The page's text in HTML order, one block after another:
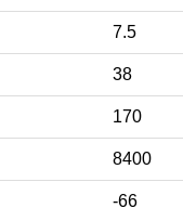
7.5
38
170
8400
-66